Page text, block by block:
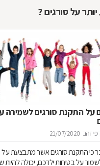
על סורגים ?
על התקנת סורגים לשמירה
זהב 21/07/2020
כי התקנת סורגים אשר מתבצעת על
מנת